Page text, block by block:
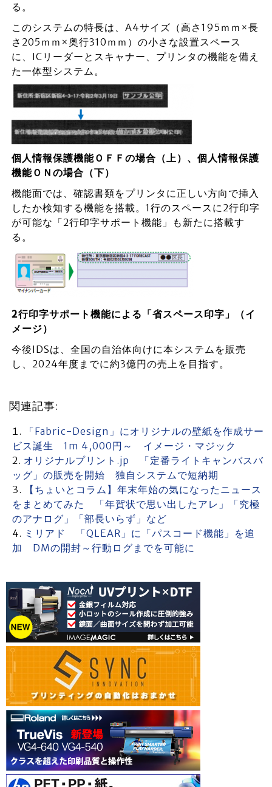
る。
このシステムの特長は、A4サイズ（高さ195ｍｍ×長
さ205ｍｍ×奥行310ｍｍ）の小さな設置スペース
に、ICリーダーとスキャナー、プリンタの機能を備え
た一体型システム。
個人情報保護機能ＯＦＦの場合（上）、個人情報保護
機能ＯＮの場合（下）
機能面では、確認書類をプリンタに正しい方向で挿入
したか検知する機能を搭載。1行のスペースに2行印字
が可能な「2行印字サポート機能」も新たに搭載す
る。
2行印字サポート機能による「省スペース印字」（イ
メージ）
今後IDSは、全国の自治体向けに本システムを販売
し、2024年度までに約3億円の売上を目指す。
関連記事:
「Fabric-Design」にオリジナルの壁紙を作成サー
ビス誕生 1m 4,000円～ イメージ・マジック
オリジナルプリント.jp 「定番ライトキャンバスバ
ッグ」の販売を開始 独自システムで短納期
【ちょいとコラム】年末年始の気になったニュース
をまとめてみた 「年賀状で思い出したアレ」「究極
のアナログ」「部長いらず」など
ミリアド 「QLEAR」に「パスコード機能」を追
加 DMの開封～行動ログまでを可能に